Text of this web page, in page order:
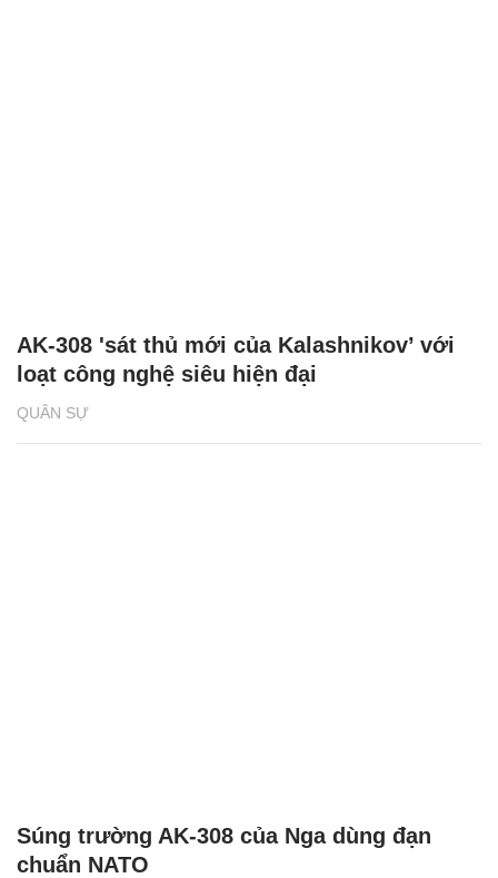
QUÂN SỰ
AK-308 'sát thủ mới của Kalashnikov’ với
loạt công nghệ siêu hiện đại
Súng trường AK-308 của Nga dùng đạn
chuẩn NATO